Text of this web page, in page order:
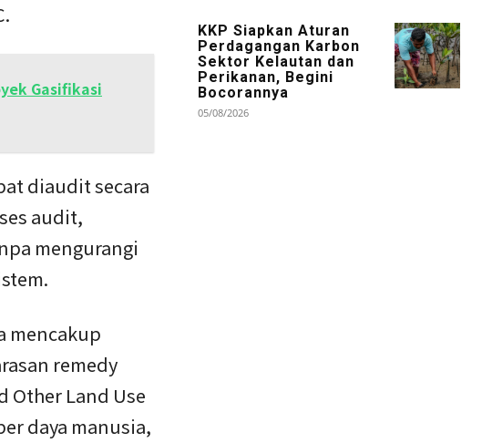
Gasifikasi
diaudit secara
audit,
mengurangi
mencakup
remedy
Other Land Use
daya manusia,
KKP Siapkan Aturan
Perdagangan Karbon
Sektor Kelautan dan
Perikanan, Begini
Bocorannya
05/08/2026